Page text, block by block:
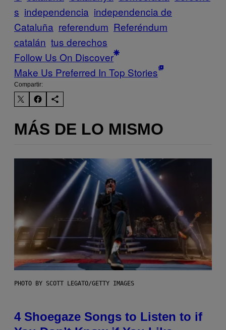
s independencia independencia de
Cataluña referendum Referéndum
catalán tus derechos
Follow Us On Discover
Make Us Preferred In Top Stories
Compartir:
MÁS DE LO MISMO
PHOTO BY SCOTT LEGATO/GETTY IMAGES
4 Shoegaze Songs to Listen to if